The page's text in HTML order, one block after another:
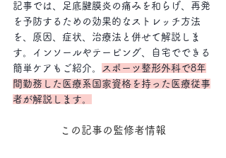
記事では、足底腱膜炎の痛みを和らげ、再発
を予防するための効果的なストレッチ方法
を、原因、症状、治療法と併せて解説しま
す。インソールやテーピング、自宅でできる
簡単ケアもご紹介。
スポーツ整形外科で8年
間勤務した医療系国家資格を持った医療従事
者が解説します。
この記事の監修者情報